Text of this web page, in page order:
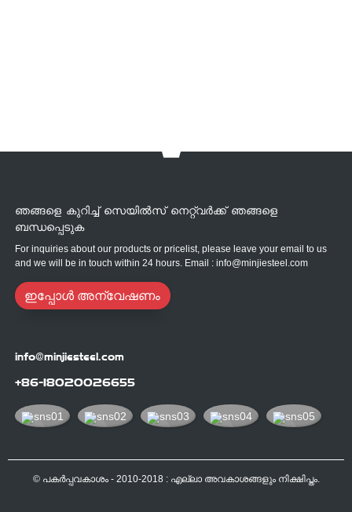
ഞങ്ങളെ കുറിച്ച് സെയിൽസ് നെറ്റ്‌വർക്ക് ഞങ്ങളെ
ബന്ധപ്പെടുക
For inquiries about our products or pricelist, please leave your email to us
and we will be in touch within 24 hours. Email : info@minjiesteel.com
ഇപ്പോൾ അന്വേഷണം
info@minjiesteel.com
+86-18020026655
© പകർപ്പവകാശം - 2010-2018 : എല്ലാ അവകാശങ്ങളും നിക്ഷിപ്തം.